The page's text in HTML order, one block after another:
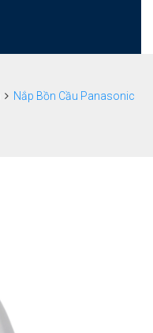
Nắp Bồn Cầu Panasonic